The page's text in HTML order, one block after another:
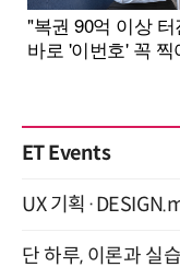
ET Events